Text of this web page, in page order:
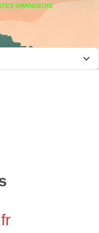
GRANGEOIS